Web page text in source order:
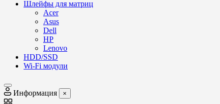
Шлейфы для матриц
Acer
Asus
Dell
HP
Lenovo
HDD/SSD
Wi-Fi модули
Информация ×